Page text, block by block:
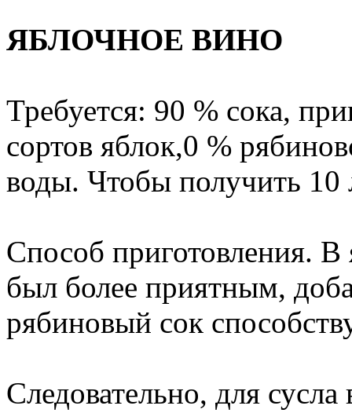
ЯБЛОЧНОЕ ВИНО
Требуется: 90 % сока,
сортов яблок,0 %
воды. Чтобы получить 10
Способ приготовления.
был более приятным,
рябиновый сок
Следовательно, для